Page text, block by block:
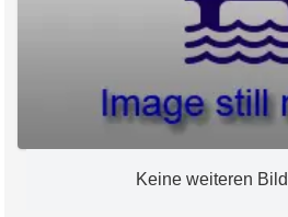
Keine weiteren